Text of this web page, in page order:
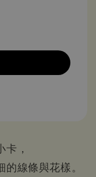
，
線條與花樣。